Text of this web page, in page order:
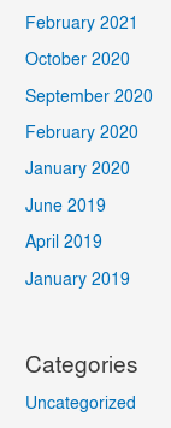
February 2021
October 2020
September 2020
February 2020
January 2020
June 2019
April 2019
January 2019
Categories
Uncategorized